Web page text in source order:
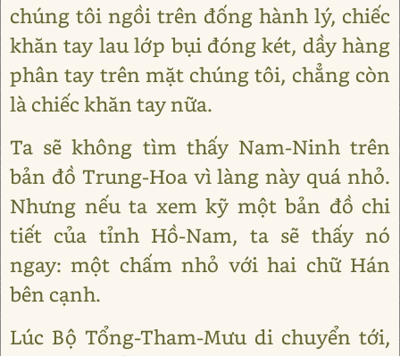
chúng tôi ngồi trên đống hành lý, chiếc
khăn tay lau lớp bụi đóng két, dầy hàng
phân tay trên mặt chúng tôi, chẳng còn
là chiếc khăn tay nữa.
Ta sẽ không tìm thấy Nam-Ninh trên
bản đồ Trung-Hoa vì làng này quá nhỏ.
Nhưng nếu ta xem kỹ một bản đồ chi
tiết của tỉnh Hồ-Nam, ta sẽ thấy nó
ngay: một chấm nhỏ với hai chữ Hán
bên cạnh.
Lúc Bộ Tổng-Tham-Mưu di chuyển tới,